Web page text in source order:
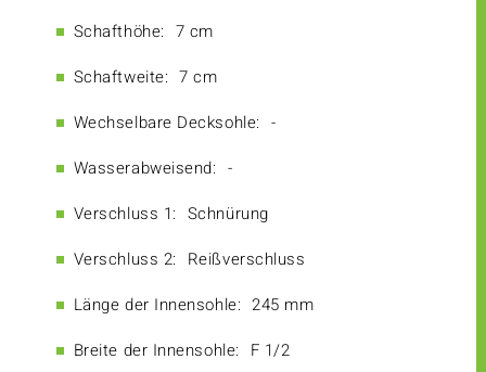
Schafthöhe: 7 cm
Schaftweite: 7 cm
Wechselbare Decksohle: -
Wasserabweisend: -
Verschluss 1: Schnürung
Verschluss 2: Reißverschluss
Länge der Innensohle: 245 mm
Breite der Innensohle: F 1/2